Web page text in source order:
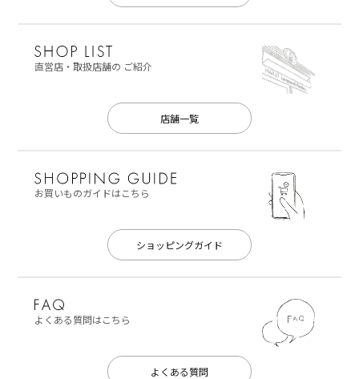
直営店・取扱店舗の ご紹介
店舗一覧
お買いものガイドはこちら
ショッピングガイド
よくある質問はこちら
よくある質問